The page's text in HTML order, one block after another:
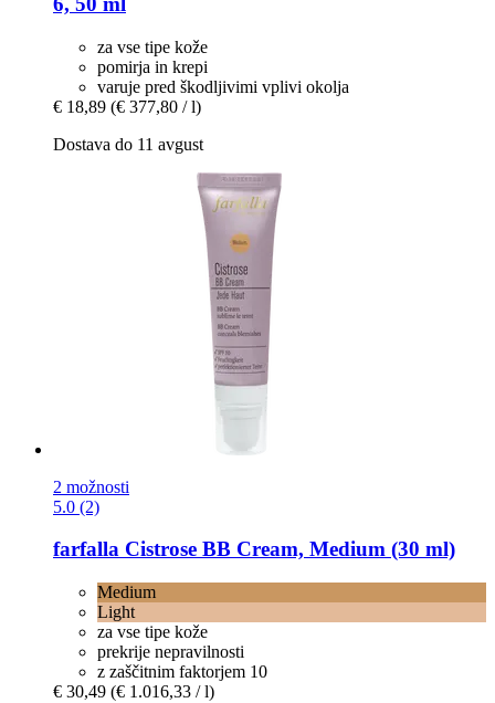
za vse tipe kože
pomirja in krepi
varuje pred škodljivimi vplivi okolja
€ 18,89 (€ 377,80 / l)
Dostava do 11 avgust
2 možnosti
5.0 (2)
farfalla Cistrose BB Cream, Medium (30 ml)
Medium
Light
za vse tipe kože
prekrije nepravilnosti
z zaščitnim faktorjem 10
€ 30,49 (€ 1.016,33 / l)